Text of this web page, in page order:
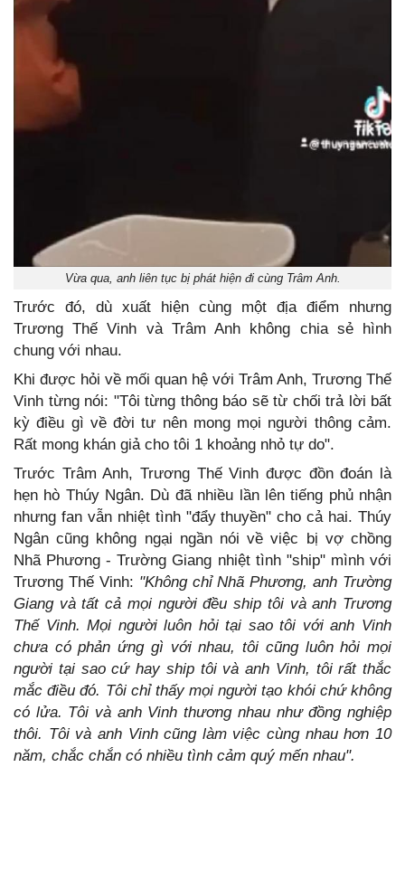
Vừa qua, anh liên tục bị phát hiện đi cùng Trâm Anh.
Trước đó, dù xuất hiện cùng một địa điểm nhưng
Trương Thế Vinh và Trâm Anh không chia sẻ hình
chung với nhau.
Khi được hỏi về mối quan hệ với Trâm Anh, Trương Thế
Vinh từng nói: "Tôi từng thông báo sẽ từ chối trả lời bất
kỳ điều gì về đời tư nên mong mọi người thông cảm.
Rất mong khán giả cho tôi 1 khoảng nhỏ tự do".
Trước Trâm Anh, Trương Thế Vinh được đồn đoán là
hẹn hò Thúy Ngân. Dù đã nhiều lần lên tiếng phủ nhận
nhưng fan vẫn nhiệt tình "đẩy thuyền" cho cả hai. Thúy
Ngân cũng không ngại ngần nói về việc bị vợ chồng
Nhã Phương - Trường Giang nhiệt tình "ship" mình với
Trương Thế Vinh: "Không chỉ Nhã Phương, anh Trường
Giang và tất cả mọi người đều ship tôi và anh Trương
Thế Vinh. Mọi người luôn hỏi tại sao tôi với anh Vinh
chưa có phản ứng gì với nhau, tôi cũng luôn hỏi mọi
người tại sao cứ hay ship tôi và anh Vinh, tôi rất thắc
mắc điều đó. Tôi chỉ thấy mọi người tạo khói chứ không
có lửa. Tôi và anh Vinh thương nhau như đồng nghiệp
thôi. Tôi và anh Vinh cũng làm việc cùng nhau hơn 10
năm, chắc chắn có nhiều tình cảm quý mến nhau".